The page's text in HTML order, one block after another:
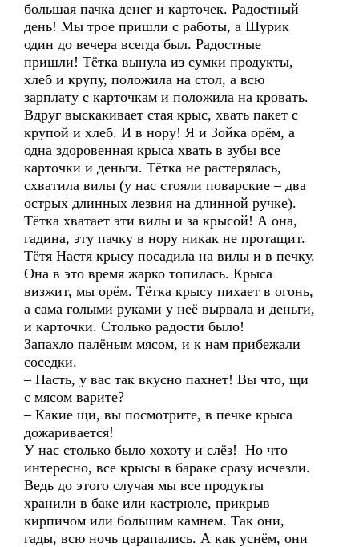
большая пачка денег и карточек. Радостный
день! Мы трое пришли с работы, а Шурик
один до вечера всегда был. Радостные
пришли! Тётка вынула из сумки продукты,
хлеб и крупу, положила на стол, а всю
зарплату с карточкам и положила на кровать.
Вдруг выскакивает стая крыс, хвать пакет с
крупой и хлеб. И в нору! Я и Зойка орём, а
одна здоровенная крыса хвать в зубы все
карточки и деньги. Тётка не растерялась,
схватила вилы (у нас стояли поварские – два
острых длинных лезвия на длинной ручке).
Тётка хватает эти вилы и за крысой! А она,
гадина, эту пачку в нору никак не протащит.
Тётя Настя крысу посадила на вилы и в печку.
Она в это время жарко топилась. Крыса
визжит, мы орём. Тётка крысу пихает в огонь,
а сама голыми руками у неё вырвала и деньги,
и карточки. Столько радости было!
Запахло палёным мясом, и к нам прибежали
соседки.
– Насть, у вас так вкусно пахнет! Вы что, щи
с мясом варите?
– Какие щи, вы посмотрите, в печке крыса
дожаривается!
У нас столько было хохоту и слёз! Но что
интересно, все крысы в бараке сразу исчезли.
Ведь до этого случая мы все продукты
хранили в баке или кастрюле, прикрыв
кирпичом или большим камнем. Так они,
гады, всю ночь царапались. А как уснём, они